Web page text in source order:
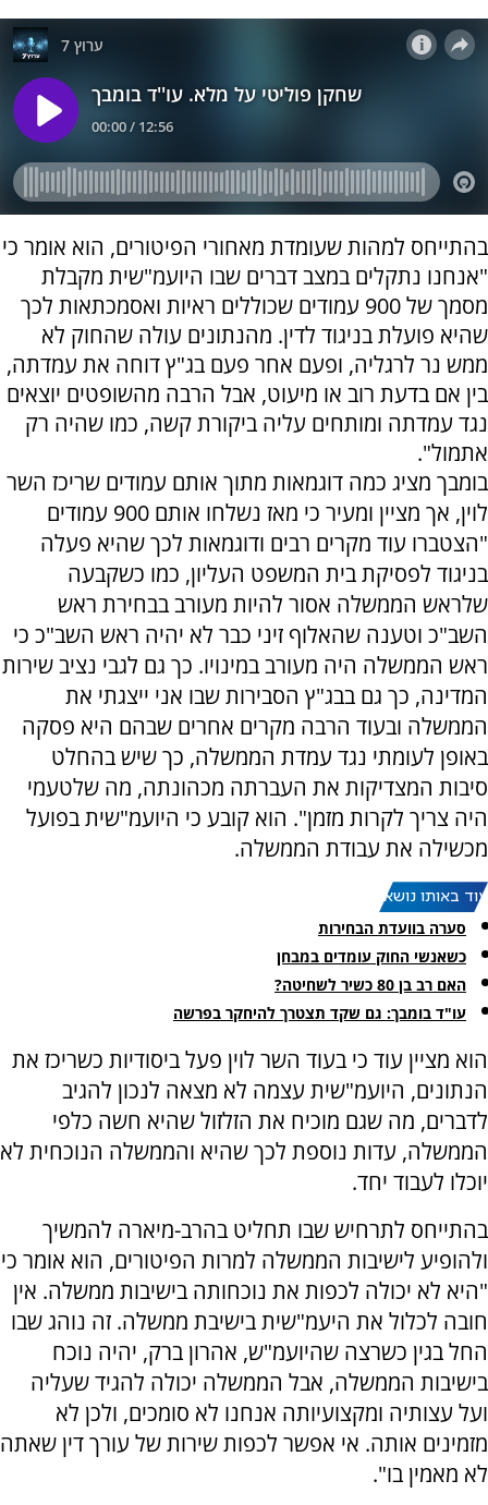
בהתייחס למהות שעומדת מאחורי הפיטורים, הוא אומר כי
"אנחנו נתקלים במצב דברים שבו היועמ"שית מקבלת
מסמך של 900 עמודים שכוללים ראיות ואסמכתאות לכך
שהיא פועלת בניגוד לדין. מהנתונים עולה שהחוק לא
ממש נר לרגליה, ופעם אחר פעם בג"ץ דוחה את עמדתה,
בין אם בדעת רוב או מיעוט, אבל הרבה מהשופטים יוצאים
נגד עמדתה ומותחים עליה ביקורת קשה, כמו שהיה רק
אתמול".
בומבך מציג כמה דוגמאות מתוך אותם עמודים שריכז השר
לוין, אך מציין ומעיר כי מאז נשלחו אותם 900 עמודים
"הצטברו עוד מקרים רבים ודוגמאות לכך שהיא פעלה
בניגוד לפסיקת בית המשפט העליון, כמו כשקבעה
שלראש הממשלה אסור להיות מעורב בבחירת ראש
השב"כ וטענה שהאלוף זיני כבר לא יהיה ראש השב"כ כי
ראש הממשלה היה מעורב במינויו. כך גם לגבי נציב שירות
המדינה, כך גם בבג"ץ הסבירות שבו אני ייצגתי את
הממשלה ובעוד הרבה מקרים אחרים שבהם היא פסקה
באופן לעומתי נגד עמדת הממשלה, כך שיש בהחלט
סיבות המצדיקות את העברתה מכהונתה, מה שלטעמי
היה צריך לקרות מזמן". הוא קובע כי היועמ"שית בפועל
מכשילה את עבודת הממשלה.
עוד באותו נושא:
סערה בוועדת הבחירות
כשאנשי החוק עומדים במבחן
האם רב בן 80 כשיר לשחיטה?
עו"ד בומבך: גם שקד תצטרך להיחקר בפרשה
הוא מציין עוד כי בעוד השר לוין פעל ביסודיות כשריכז את
הנתונים, היועמ"שית עצמה לא מצאה לנכון להגיב
לדברים, מה שגם מוכיח את הזלזול שהיא חשה כלפי
הממשלה, עדות נוספת לכך שהיא והממשלה הנוכחית לא
יוכלו לעבוד יחד.
בהתייחס לתרחיש שבו תחליט בהרב-מיארה להמשיך
ולהופיע לישיבות הממשלה למרות הפיטורים, הוא אומר כי
"היא לא יכולה לכפות את נוכחותה בישיבות ממשלה. אין
חובה לכלול את היעמ"שית בישיבת ממשלה. זה נוהג שבו
החל בגין כשרצה שהיועמ"ש, אהרון ברק, יהיה נוכח
בישיבות הממשלה, אבל הממשלה יכולה להגיד שעליה
ועל עצותיה ומקצועיותה אנחנו לא סומכים, ולכן לא
מזמינים אותה. אי אפשר לכפות שירות של עורך דין שאתה
לא מאמין בו".